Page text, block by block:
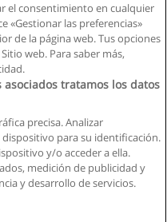
datos
- CIF : B-95610580: -
el consentimiento en cualquier
«Gestionar las preferencias»
de la página web. Tus opciones
web. Para saber más,
tratamos los datos
precisa. Analizar
para su identificación.
y/o acceder a ella.
medición de publicidad y
y desarrollo de servicios.